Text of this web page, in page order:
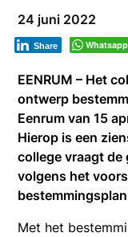
24 juni 2022
Whatsapp
Share
EENRUM – Het
ontwerp
Eenrum van 15
Hierop is een
college vraagt de
volgens het
Met het